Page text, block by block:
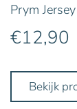
Prym
€12,90
Bekijk